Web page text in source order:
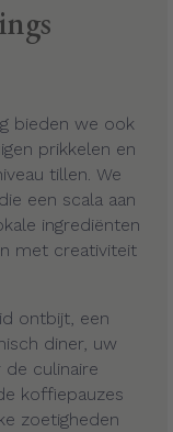
bieden we ook
prikkelen en
tillen. We
een scala aan
ingrediënten
met creativiteit
ontbijt, een
diner, uw
culinaire
koffiepauzes
zoetigheden